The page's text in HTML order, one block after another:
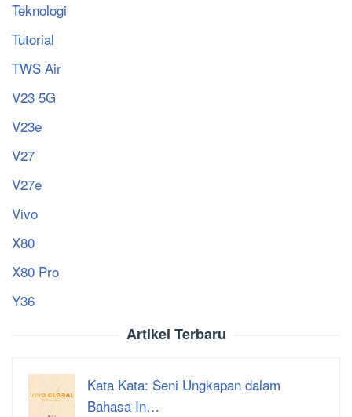
Teknologi
Tutorial
TWS Air
V23 5G
V23e
V27
V27e
Vivo
X80
X80 Pro
Y36
Artikel Terbaru
Kata Kata: Seni Ungkapan dalam
Bahasa In…